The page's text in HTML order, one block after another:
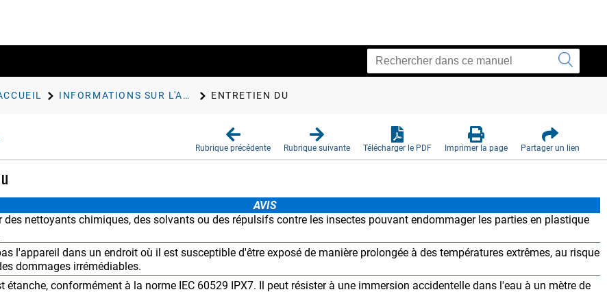
INFORMATIONS SUR L'APPAREIL ENTRETIEN DU
Rubrique précédente Rubrique suivante Télécharger le PDF Imprimer la page Partager un lien
AVIS
des nettoyants chimiques, des solvants ou des répulsifs contre les insectes pouvant endommager les parties en plastique
l'appareil dans un endroit où il est susceptible d'être exposé de manière prolongée à des températures extrêmes, au risque
dommages irrémédiables.
étanche, conformément à la norme IEC 60529 IPX7. Il peut résister à une immersion accidentelle dans l'eau à un mètre de